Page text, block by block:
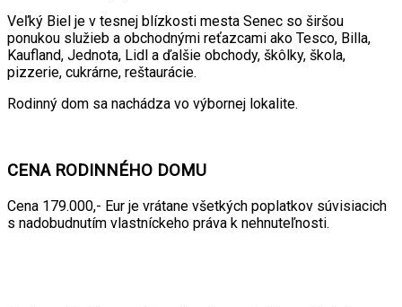
Veľký Biel je v tesnej blízkosti mesta Senec so širšou
ponukou služieb a obchodnými reťazcami ako Tesco, Billa,
Kaufland, Jednota, Lidl a ďalšie obchody, škôlky, škola,
pizzerie, cukrárne, reštaurácie.
Rodinný dom sa nachádza vo výbornej lokalite.
CENA RODINNÉHO DOMU
Cena 179.000,- Eur je vrátane všetkých poplatkov súvisiacich
s nadobudnutím vlastníckeho práva k nehnuteľnosti.